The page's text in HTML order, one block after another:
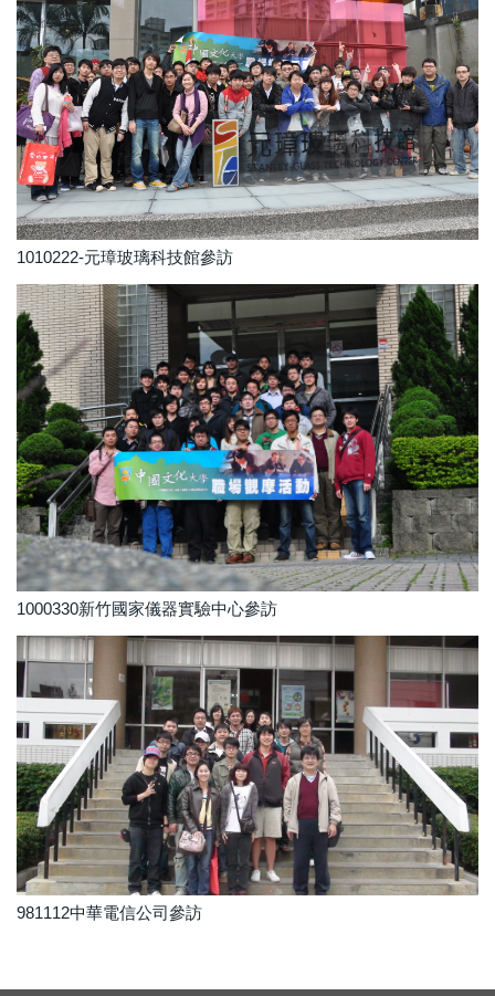
1010222-元璋玻璃科技館參訪
1000330新竹國家儀器實驗中心參訪
981112中華電信公司參訪